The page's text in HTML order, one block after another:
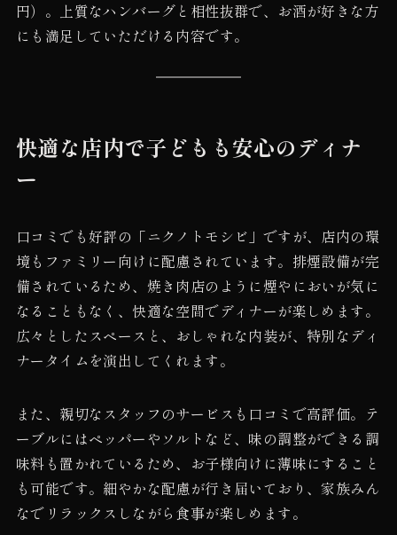
円）。上質なハンバーグと相性抜群で、お酒が好きな方
にも満足していただける内容です。
快適な店内で子どもも安心のディナ
ー
口コミでも好評の「ニクノトモシビ」ですが、店内の環
境もファミリー向けに配慮されています。排煙設備が完
備されているため、焼き肉店のように煙やにおいが気に
なることもなく、快適な空間でディナーが楽しめます。
広々としたスペースと、おしゃれな内装が、特別なディ
ナータイムを演出してくれます。
また、親切なスタッフのサービスも口コミで高評価。テ
ーブルにはペッパーやソルトなど、味の調整ができる調
味料も置かれているため、お子様向けに薄味にすること
も可能です。細やかな配慮が行き届いており、家族みん
なでリラックスしながら食事が楽しめます。